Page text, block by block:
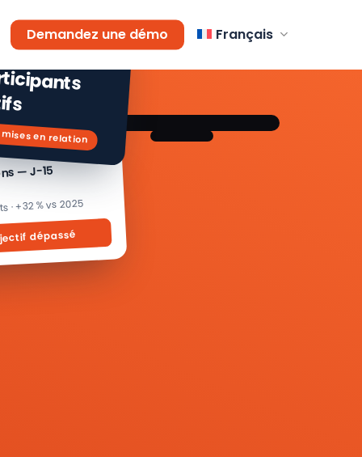
Demandez une démo Français
— J-15
· +32 % vs 2025
dépassé
de
mises en relation